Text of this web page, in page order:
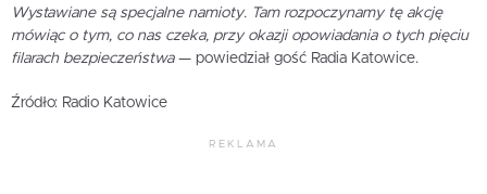
Wystawiane są specjalne namioty. Tam rozpoczynamy tę akcję
mówiąc o tym, co nas czeka, przy okazji opowiadania o tych pięciu
filarach bezpieczeństwa— powiedział gość Radia Katowice.
Źródło: Radio Katowice
REKLAMA